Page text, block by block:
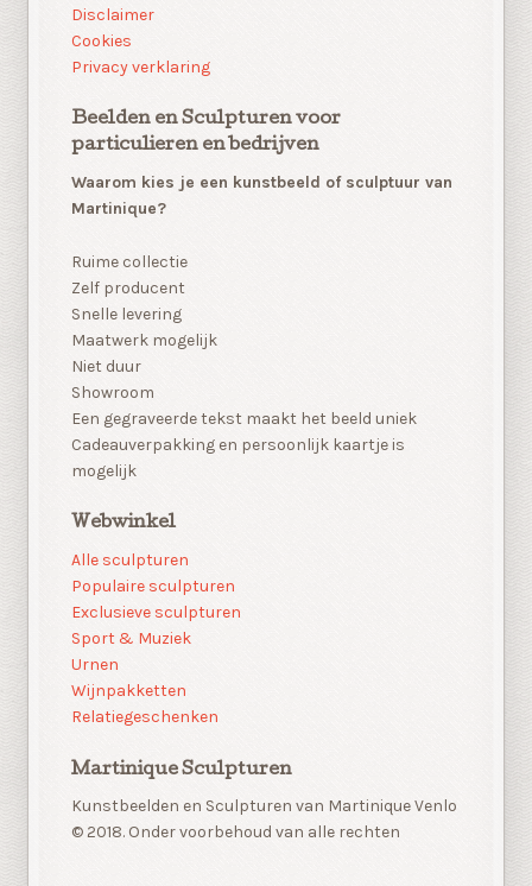
Disclaimer
Cookies
Privacy verklaring
Beelden en Sculpturen voor
particulieren en bedrijven
Waarom kies je een kunstbeeld of sculptuur van
Martinique?
Ruime collectie
Zelf producent
Snelle levering
Maatwerk mogelijk
Niet duur
Showroom
Een gegraveerde tekst maakt het beeld uniek
Cadeauverpakking en persoonlijk kaartje is
mogelijk
Webwinkel
Alle sculpturen
Populaire sculpturen
Exclusieve sculpturen
Sport & Muziek
Urnen
Wijnpakketten
Relatiegeschenken
Martinique Sculpturen
Kunstbeelden en Sculpturen van Martinique Venlo
© 2018. Onder voorbehoud van alle rechten